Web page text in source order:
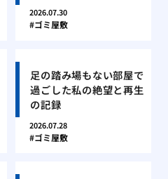
2026.07.30
ゴミ屋敷
足の踏み場もない部屋で
過ごした私の絶望と再生
の記録
2026.07.28
ゴミ屋敷